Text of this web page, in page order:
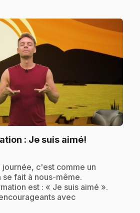
: Je suis aimé!
c'est comme un
fait à nous-même.
est : « Je suis aimé ».
avec